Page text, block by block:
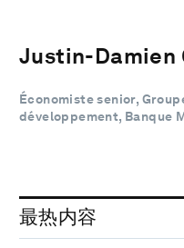
Justin-Damien
Économiste senior,
développement, Banque
最热内容